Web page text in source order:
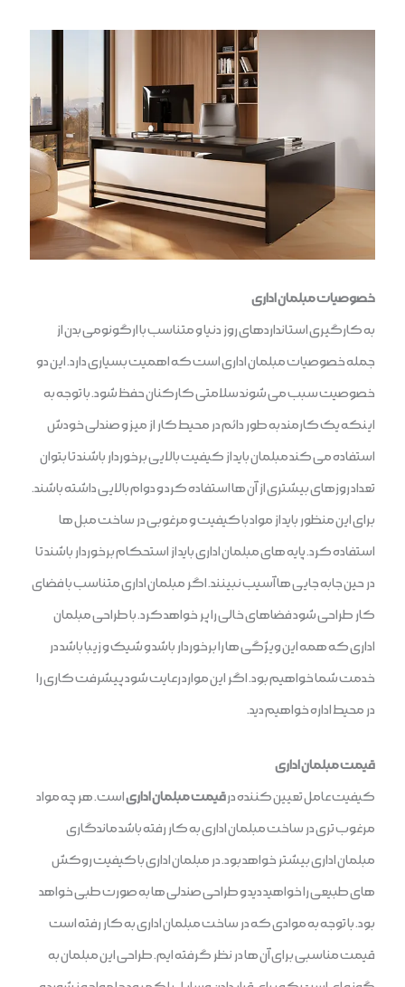
خصوصیات مبلمان اداری
به کارگیری استانداردهای روز دنیا و متناسب با ارگونومی بدن از
جمله خصوصیات مبلمان اداری است که اهمیت بسیاری دارد. این دو
خصوصیت سبب می شوند سلامتی کارکنان حفظ شود. با توجه به
اینکه یک کارمند به طور دائم در محیط کار از میز و صندلی خودش
استفاده می کند مبلمان باید از کیفیت بالایی برخوردار باشند تا بتوان
تعداد روزهای بیشتری از آن ها استفاده کرد و دوام بالایی داشته باشند.
برای این منظور باید از مواد با کیفیت و مرغوبی در ساخت مبل ها
استفاده کرد. پایه های مبلمان اداری باید از استحکام برخوردار باشند تا
در حین جابه جایی ها آسیب نبینند. اگر مبلمان اداری متناسب با فضای
کار طراحی شود فضاهای خالی را پر خواهد کرد. با طراحی مبلمان
اداری که همه این ویژگی ها را برخوردار باشد و شیک و زیبا باشد در
خدمت شما خواهیم بود. اگر این موارد رعایت شود پیشرفت کاری را
در محیط اداره خواهیم دید.
قیمت مبلمان اداری
کیفیت عامل تعیین کننده درقیمت مبلمان اداریاست. هر چه مواد
مرغوب تری در ساخت مبلمان اداری به کار رفته باشد ماندگاری
مبلمان اداری بیشتر خواهد بود. در مبلمان اداری با کیفیت روکش
های طبیعی را خواهید دید و طراحی صندلی ها به صورت طبی خواهد
بود. با توجه به موادی که در ساخت مبلمان اداری به کار رفته است
قیمت مناسبی برای آن ها در نظر گرفته ایم. طراحی این مبلمان به